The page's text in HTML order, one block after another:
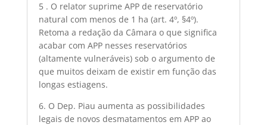
5 . O relator suprime APP de reservatório
natural com menos de 1 ha (art. 4º, §4º).
Retoma a redação da Câmara o que significa
acabar com APP nesses reservatórios
(altamente vulneráveis) sob o argumento de
que muitos deixam de existir em função das
longas estiagens.
6. O Dep. Piau aumenta as possibilidades
legais de novos desmatamentos em APP ao